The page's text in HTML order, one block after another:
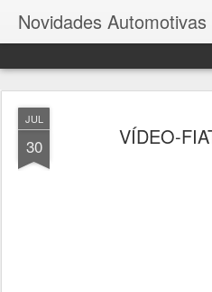
Novidades Automotivas
JUL
30 VÍDEO-